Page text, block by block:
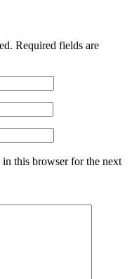
Required fields are
in this browser for the next